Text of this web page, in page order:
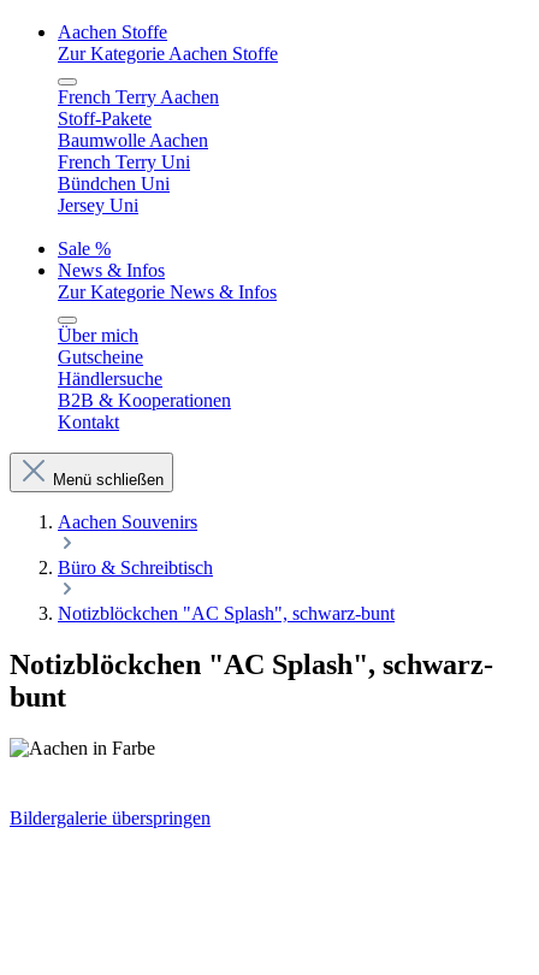
Aachen Stoffe
Zur Kategorie Aachen Stoffe
French Terry Aachen
Stoff-Pakete
Baumwolle Aachen
French Terry Uni
Bündchen Uni
Jersey Uni
Sale %
News & Infos
Zur Kategorie News & Infos
Über mich
Gutscheine
Händlersuche
B2B & Kooperationen
Kontakt
Menü schließen
Aachen Souvenirs
Büro & Schreibtisch
Notizblöckchen "AC Splash", schwarz-bunt
Notizblöckchen "AC Splash", schwarz-
bunt
Bildergalerie überspringen